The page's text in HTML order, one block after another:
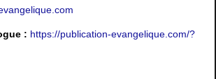
: https://publication-evangelique.com/?